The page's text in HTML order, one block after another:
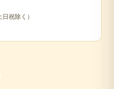
祝除く）